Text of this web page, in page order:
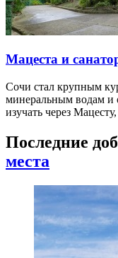
Мацеста и
Сочи стал крупным
минеральным водам и
изучать через
Последние
места